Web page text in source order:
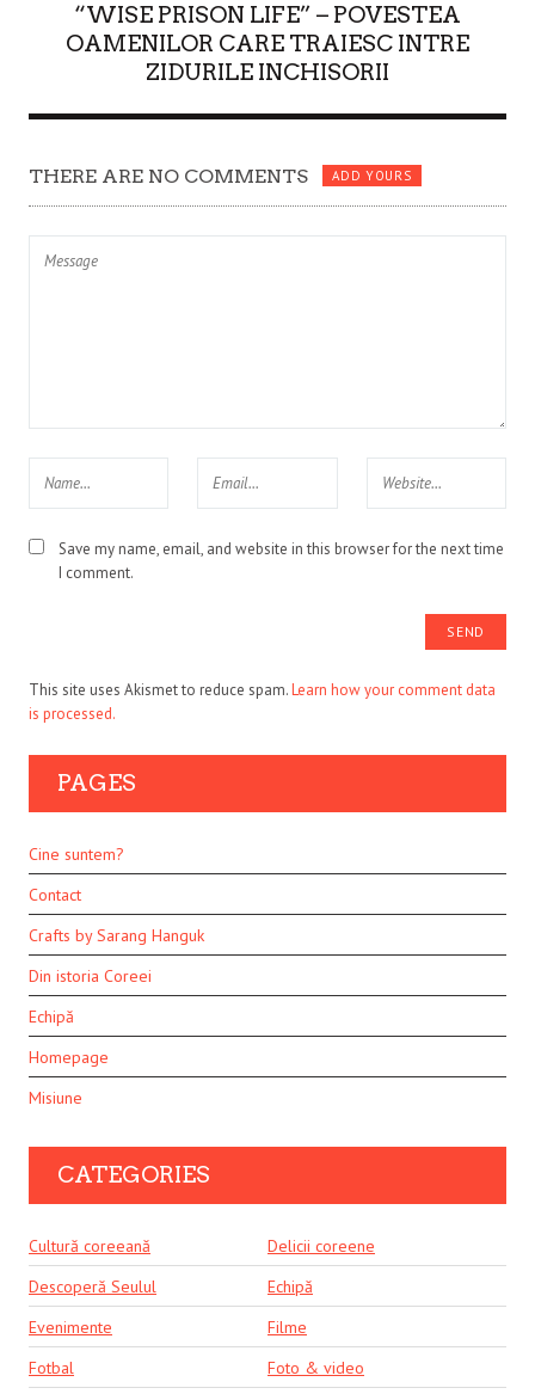
“WISE PRISON LIFE” – POVESTEA
OAMENILOR CARE TRAIESC INTRE
ZIDURILE INCHISORII
THERE ARE NO COMMENTS ADD YOURS
Save my name, email, and website in this browser for the next time
I comment.
This site uses Akismet to reduce spam.Learn how your comment data
is processed.
PAGES
Cine suntem?
Contact
Crafts by Sarang Hanguk
Din istoria Coreei
Echipă
Homepage
Misiune
CATEGORIES
Cultură coreeană
Delicii coreene
Descoperă Seulul
Echipă
Evenimente
Filme
Fotbal
Foto & video